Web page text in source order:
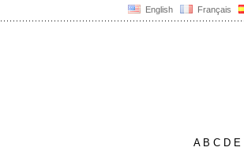
English Français
AB C D E